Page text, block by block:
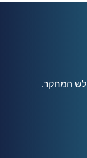
המחקר.